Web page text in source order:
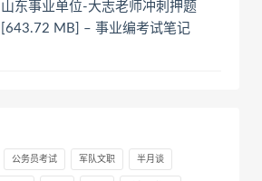
山东事业单位-大志老师冲刺押题
[643.72 MB] – 事业编考试笔记
公务员考试 军队文职 半月谈